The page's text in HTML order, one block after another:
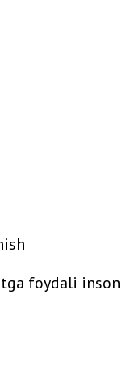
foydali inson